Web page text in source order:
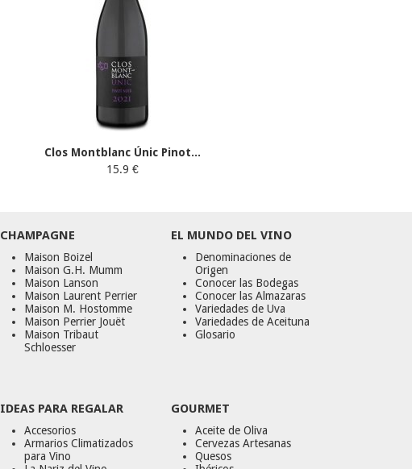
Clos Montblanc Únic Pinot...
15.9 €
CHAMPAGNE
Maison Boizel
Maison G.H. Mumm
Maison Lanson
Maison Laurent Perrier
Maison M. Hostomme
Maison Perrier Jouët
Maison Tribaut
Schloesser
EL MUNDO DEL VINO
Denominaciones de
Origen
Conocer las Bodegas
Conocer las Almazaras
Variedades de Uva
Variedades de Aceituna
Glosario
IDEAS PARA REGALAR
Accesorios
Armarios Climatizados
para Vino
GOURMET
Aceite de Oliva
Cervezas Artesanas
Quesos